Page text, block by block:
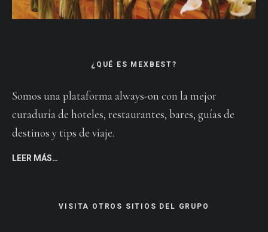
¿QUÉ ES MEXBEST?
Somos una plataforma always-on con la mejor
curaduría de hoteles, restaurantes, bares, guías de
destinos y tips de viaje.
LEER MÁS…
VISITA OTROS SITIOS DEL GRUPO